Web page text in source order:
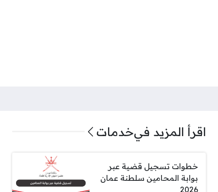
اقرأ المزيد فيخدمات
خطوات تسجيل قضية عبر
بوابة المحامين سلطنة عمان
2026